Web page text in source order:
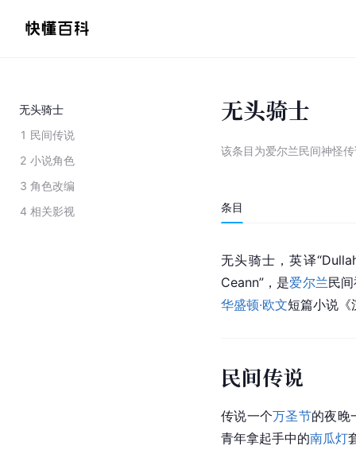
无头骑士
1 民间传说
2 小说角色
3 角色改编
4 相关影视
无头骑士
该条目为爱尔兰民间神怪
条目
无头骑士，英译
Ceann”，是爱尔兰民
华盛顿·欧文短篇小说《
民间传说
传说一个万圣节的夜晚
青年拿起手中的南瓜灯